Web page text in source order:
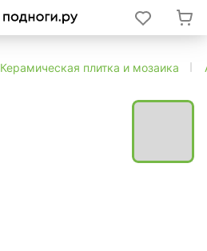
Керамическая плитка и мозаика